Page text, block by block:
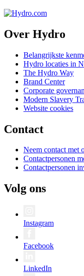
Over Hydro
Belangrijkste
Hydro locaties in
The Hydro Way
Brand Center
Corporate
Modern Slavery
Website cookies
Contact
Neem contact met
Contactpersonen
Contactpersonen
Volg ons
Instagram
Facebook
LinkedIn